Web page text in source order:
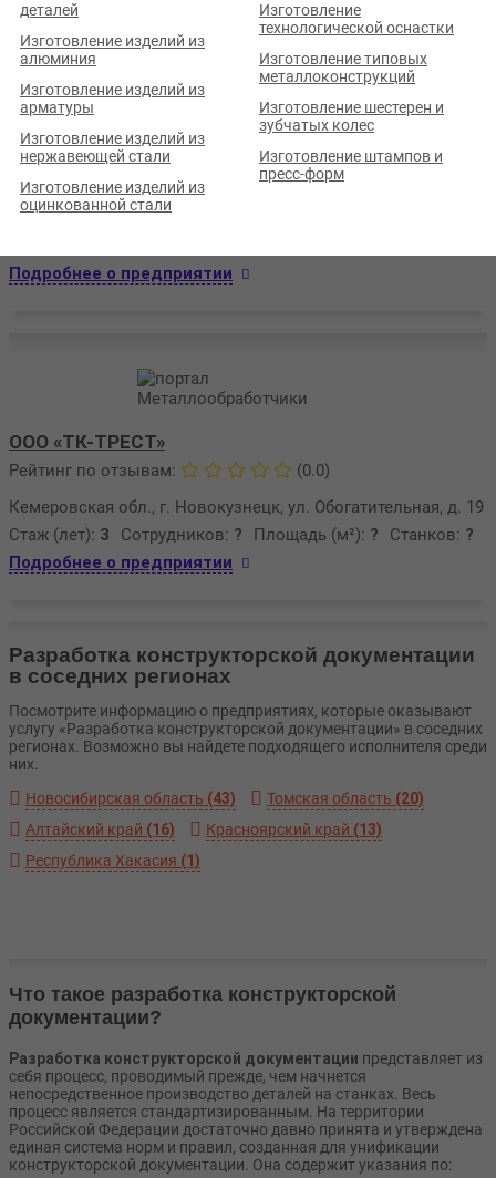
деталей
Изготовление изделий из
алюминия
Изготовление изделий из
арматуры
Изготовление изделий из
нержавеющей стали
Изготовление изделий из
оцинкованной стали
Изготовление
технологической оснастки
Изготовление типовых
металлоконструкций
Изготовление шестерен и
зубчатых колес
Изготовление штампов и
пресс-форм
ООО «ПРОМЫШЛЕННАЯ ГРУППА»
Рейтинг по отзывам:
(0.0)
Кемеровская обл., г. Кемерово, ул. Терешковой, д. 55
Подробнее о предприятии
ООО «ТК-ТРЕСТ»
Рейтинг по отзывам:
(0.0)
Кемеровская обл., г. Новокузнецк, ул. Обогатительная, д. 19
Стаж (лет): 3 Сотрудников: ? Площадь (м²): ? Станков: ?
Подробнее о предприятии
Разработка конструкторской документации
в соседних регионах
Посмотрите информацию о предприятиях, которые оказывают
услугу «Разработка конструкторской документации» в соседних
регионах. Возможно вы найдете подходящего исполнителя среди
них.
Новосибирская область (43) Томская область (20)
Алтайский край (16) Красноярский край (13)
Республика Хакасия (1)
Что такое разработка конструкторской
документации?
Разработка конструкторской документации представляет из
себя процесс, проводимый прежде, чем начнется
непосредственное производство деталей на станках. Весь
процесс является стандартизированным. На территории
Российской Федерации достаточно давно принята и утверждена
единая система норм и правил, созданная для унификации
конструкторской документации. Она содержит указания по: